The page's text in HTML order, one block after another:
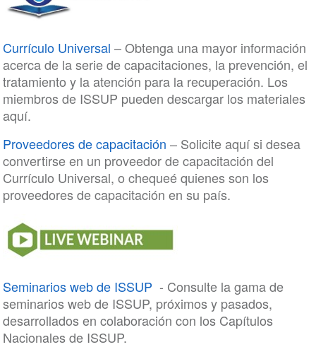
Currículo Universal – Obtenga una mayor información
acerca de la serie de capacitaciones, la prevención, el
tratamiento y la atención para la recuperación. Los
miembros de ISSUP pueden descargar los materiales
aquí.
Proveedores de capacitación – Solicite aquí si desea
convertirse en un proveedor de capacitación del
Currículo Universal, o chequeé quienes son los
proveedores de capacitación en su país.
Seminarios web de ISSUP - Consulte la gama de
seminarios web de ISSUP, próximos y pasados,
desarrollados en colaboración con los Capítulos
Nacionales de ISSUP.